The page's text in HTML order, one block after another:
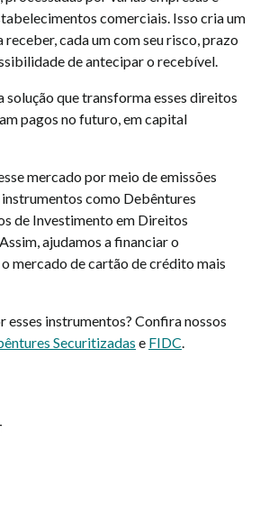
comerciais. Isso cria um
cada um com seu risco, prazo
de antecipar o recebível.
solução que transforma esses direitos
pagos no futuro, em capital
mercado por meio de emissões
como Debêntures
de Investimento em Direitos
ajudamos a financiar o
mercado de cartão de crédito mais
esses instrumentos? Confira nossos
Securitizadas e FIDC.